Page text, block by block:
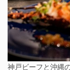
神戸ビーフと沖縄